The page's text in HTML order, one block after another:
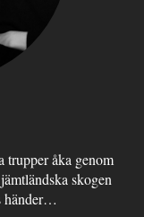
trupper åka genom
skogen
händer…